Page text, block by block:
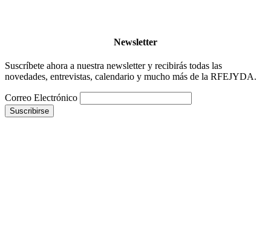
Newsletter
Suscríbete ahora a nuestra newsletter y recibirás todas las
novedades, entrevistas, calendario y mucho más de la RFEJYDA.
Correo Electrónico